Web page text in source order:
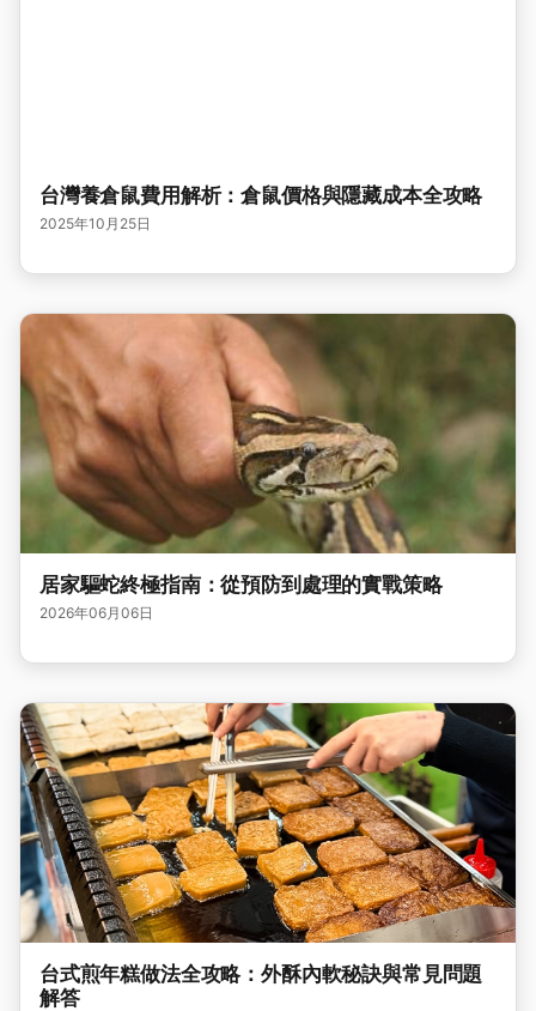
台灣養倉鼠費用解析：倉鼠價格與隱藏成本全攻略
2025年10月25日
居家驅蛇終極指南：從預防到處理的實戰策略
2026年06月06日
台式煎年糕做法全攻略：外酥內軟秘訣與常見問題
解答